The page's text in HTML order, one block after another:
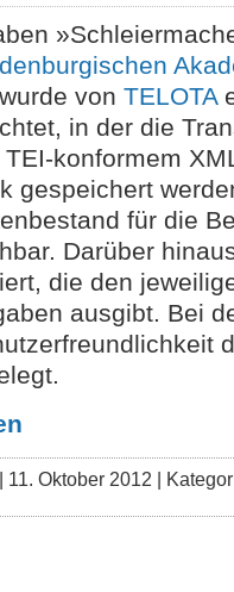
von TELOTA
in der die
konformem
gespeichert
für die
Darüber
die den
ausgibt. Bei
11. Oktober 2012 |